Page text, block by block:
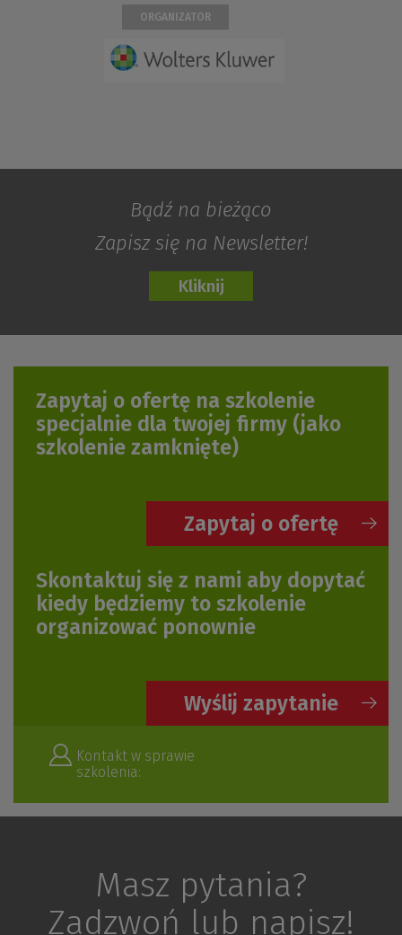
ORGANIZATOR
Bądź na bieżąco
Zapisz się na Newsletter!
Zapytaj o ofertę na szkolenie
specjalnie dla twojej firmy (jako
szkolenie zamknięte)
Zapytaj o ofertę
Skontaktuj się z nami aby dopytać
kiedy będziemy to szkolenie
organizować ponownie
Wyślij zapytanie
Kontakt w sprawie
szkolenia:
Masz pytania?
Zadzwoń lub napisz!